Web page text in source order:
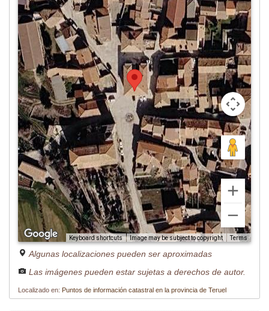
Keyboard shortcuts Image may be subject to copyright Terms
Algunas localizaciones pueden ser aproximadas
Las imágenes pueden estar sujetas a derechos de autor.
Localizado en: Puntos de información catastral en la provincia de Teruel